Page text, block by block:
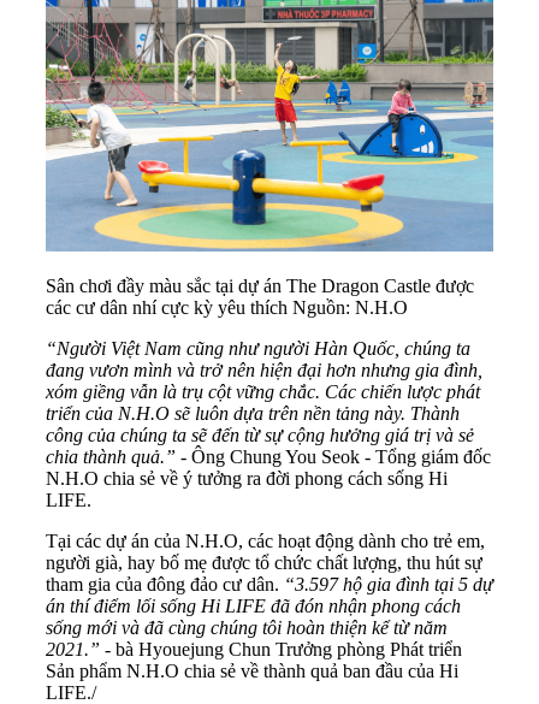
Sân chơi đầy màu sắc tại dự án The Dragon Castle được
các cư dân nhí cực kỳ yêu thích Nguồn: N.H.O
“Người Việt Nam cũng như người Hàn Quốc, chúng ta
đang vươn mình và trở nên hiện đại hơn nhưng gia đình,
xóm giềng vẫn là trụ cột vững chắc. Các chiến lược phát
triển của N.H.O sẽ luôn dựa trên nền tảng này. Thành
công của chúng ta sẽ đến từ sự cộng hưởng giá trị và sẻ
chia thành quả.” - Ông Chung You Seok - Tổng giám đốc
N.H.O chia sẻ về ý tưởng ra đời phong cách sống Hi
LIFE.
Tại các dự án của N.H.O, các hoạt động dành cho trẻ em,
người già, hay bố mẹ được tổ chức chất lượng, thu hút sự
tham gia của đông đảo cư dân. “3.597 hộ gia đình tại 5 dự
án thí điểm lối sống Hi LIFE đã đón nhận phong cách
sống mới và đã cùng chúng tôi hoàn thiện kể từ năm
2021.” - bà Hyouejung Chun Trưởng phòng Phát triển
Sản phẩm N.H.O chia sẻ về thành quả ban đầu của Hi
LIFE./